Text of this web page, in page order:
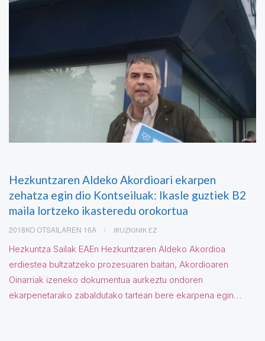
Hezkuntzaren Aldeko Akordioari ekarpen
zehatza egin dio Kontseiluak: Ikasle guztiek B2
maila lortzeko ikasteredu orokortua
2018KO OTSAILAREN 16A IRUZKINIK EZ
Hezkuntza Sailak EAEn Hezkuntzaren Aldeko Akordioa
erdiestea bultzatzeko prozesuaren baitan, Akordioaren
Oinarriak izeneko dokumentua aurkeztu ondoren
ekarpenetarako zabaldutako tartean bere ekarpena egin…